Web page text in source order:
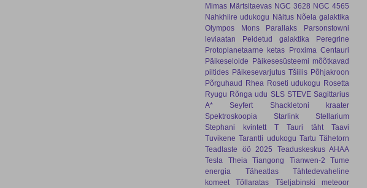
Mimas Märtsitaevas NGC 3628 NGC 4565
Nahkhiire udukogu Näitus Nõela galaktika
Olympos Mons
Parallaks
Parsonstowni
leviaatan
Peidetud galaktika
Peregrine
Protoplanetaarne ketas Proxima Centauri
Päikeseloide Päikesesüsteemi mõõtkavad
piltides Päikesevarjutus Tšiilis Põhjakroon
Põrguhaud Rhea Roseti udukogu Rosetta
Ryugu Rõnga udu SLS STEVE Sagittarius
A*
Seyfert
Shackletoni kraater
Spektroskoopia
Starlink
Stellarium
Stephani kvintett
T Tauri täht
Taavi
Tuvikene Tarantli udukogu Tartu Tähetorn
Teadlaste öö 2025
Teaduskeskus AHAA
Tesla
Theia Tiangong Tianwen-2
Tume
energia
Täheatlas
Tähtedevaheline
komeet
Tõllaratas
Tšeljabinski meteoor